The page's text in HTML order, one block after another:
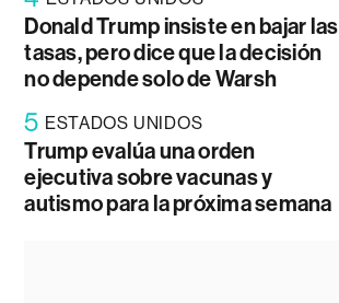
Donald Trump insiste en bajar las
tasas, pero dice que la decisión
no depende solo de Warsh
5 ESTADOS UNIDOS
Trump evalúa una orden
ejecutiva sobre vacunas y
autismo para la próxima semana